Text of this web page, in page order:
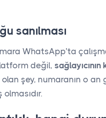
sanılması
WhatsApp’ta
değil,
şey, numaranın o an